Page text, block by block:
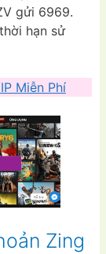
gửi 6969.
hạn sử
Miễn Phí
Zing